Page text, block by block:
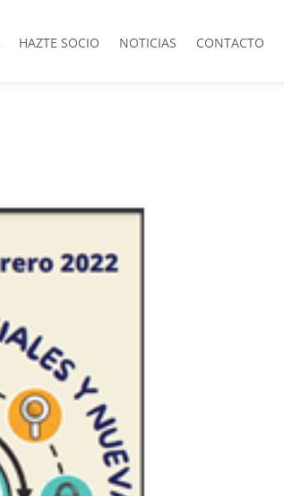
HAZTE SOCIO NOTICIAS CONTACTO